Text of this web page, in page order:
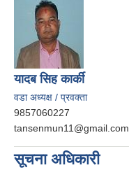
यादब सिह कार्की
वडा अध्यक्ष / प्रवक्ता
9857060227
tansenmun11@gmail.com
सूचना अधिकारी